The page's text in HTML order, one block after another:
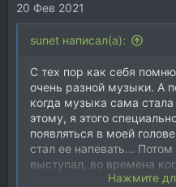
20 Фев 2021
sunet написал(а):
С тех пор как себя
очень разной музыки. А
когда музыка сама
этому, я этого
появляться в моей
стал ее напевать...
выступал, во времена
символически. А потом
Нажмите